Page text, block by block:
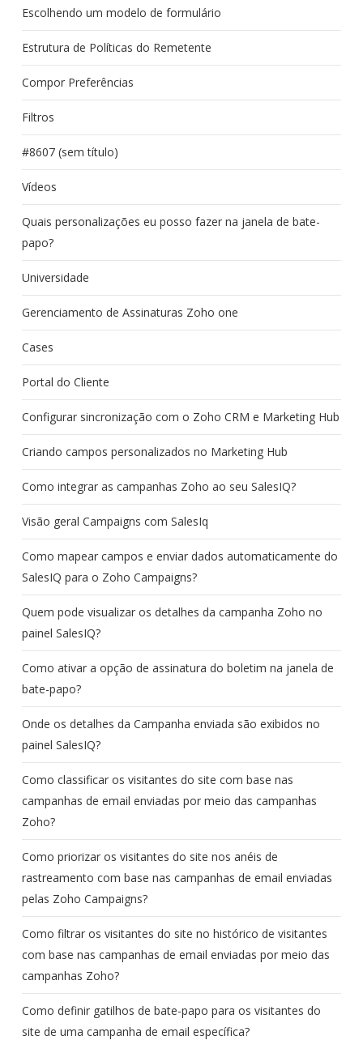
Escolhendo um modelo de formulário
Estrutura de Políticas do Remetente
Compor Preferências
Filtros
#8607 (sem título)
Vídeos
Quais personalizações eu posso fazer na janela de bate-
papo?
Universidade
Gerenciamento de Assinaturas Zoho one
Cases
Portal do Cliente
Configurar sincronização com o Zoho CRM e Marketing Hub
Criando campos personalizados no Marketing Hub
Como integrar as campanhas Zoho ao seu SalesIQ?
Visão geral Campaigns com SalesIq
Como mapear campos e enviar dados automaticamente do
SalesIQ para o Zoho Campaigns?
Quem pode visualizar os detalhes da campanha Zoho no
painel SalesIQ?
Como ativar a opção de assinatura do boletim na janela de
bate-papo?
Onde os detalhes da Campanha enviada são exibidos no
painel SalesIQ?
Como classificar os visitantes do site com base nas
campanhas de email enviadas por meio das campanhas
Zoho?
Como priorizar os visitantes do site nos anéis de
rastreamento com base nas campanhas de email enviadas
pelas Zoho Campaigns?
Como filtrar os visitantes do site no histórico de visitantes
com base nas campanhas de email enviadas por meio das
campanhas Zoho?
Como definir gatilhos de bate-papo para os visitantes do
site de uma campanha de email específica?